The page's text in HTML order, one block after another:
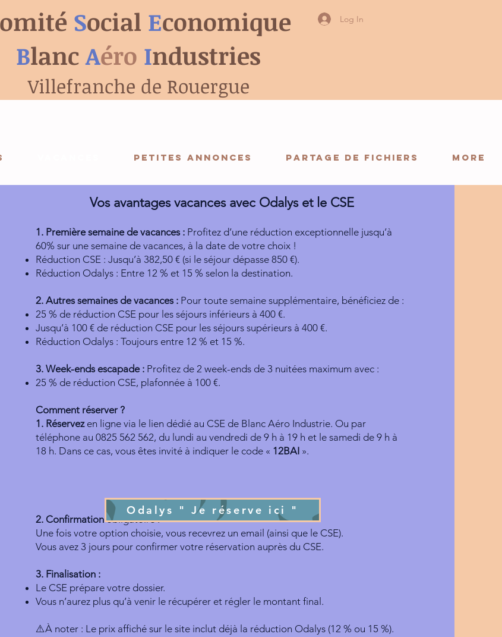
Log In
omité Social Economique
Blanc Aéro Industries
Villefranche de Rouergue
PETITES ANNONCES Partage de fichiers More
Vos avantages vacances avec Odalys et le CSE
1. Première semaine de vacances : Profitez d’une réduction exceptionnelle jusqu’à
60% sur une semaine de vacances, à la date de votre choix !
Réduction CSE : Jusqu’à 382,50 € (si le séjour dépasse 850 €).
Réduction Odalys : Entre 12 % et 15 % selon la destination.
2. Autres semaines de vacances : Pour toute semaine supplémentaire, bénéficiez de :
25 % de réduction CSE pour les séjours inférieurs à 400 €.
Jusqu’à 100 € de réduction CSE pour les séjours supérieurs à 400 €.
Réduction Odalys : Toujours entre 12 % et 15 %.
3. Week-ends escapade : Profitez de 2 week-ends de 3 nuitées maximum avec :
25 % de réduction CSE, plafonnée à 100 €.
Comment réserver ?
1. Réservezen ligne via le lien dédié au CSE de Blanc Aéro Industrie. Ou par
téléphone au 0825 562 562, du lundi au vendredi de 9 h à 19 h et le samedi de 9 h à
18 h. Dans ce cas, vous êtes invité à indiquer le code « 12BAI ».
2. Confirmationobligatoire :
Une fois votre option choisie, vous recevrez un email (ainsi que le CSE).
Vous avez 3 jours pour confirmer votre réservation auprès du CSE.
3. Finalisation :
Le CSE prépare votre dossier.
Vous n’aurez plus qu’à venir le récupérer et régler le montant final.
⚠️À noter : Le prix affiché sur le site inclut déjà la réduction Odalys (12 % ou 15 %).
Odalys " Je réserve ici "